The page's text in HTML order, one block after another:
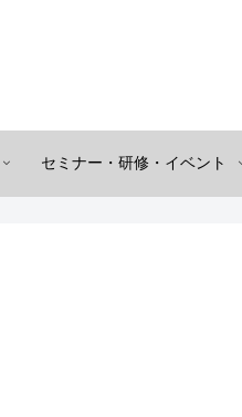
セミナー・研修・イベント